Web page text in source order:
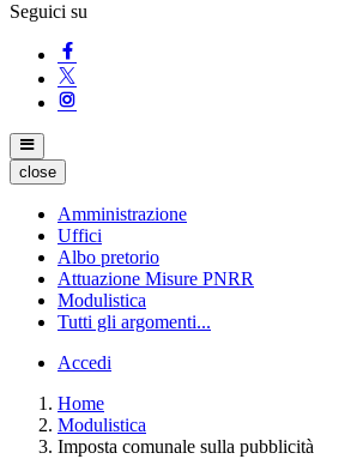
Seguici su
close
Amministrazione
Uffici
Albo pretorio
Attuazione Misure PNRR
Modulistica
Tutti gli argomenti...
Accedi
Home
Modulistica
Imposta comunale sulla pubblicità